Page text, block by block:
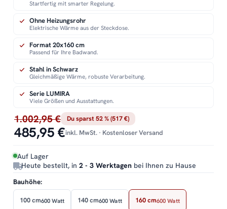
1.002,95 € Du sparst 52 % (517 €)
485,95 €inkl. MwSt. · Kostenloser Versand
Auf Lager
Heute bestellt, in 2 - 3 Werktagen bei Ihnen zu Hause
Startfertig mit smarter Regelung.
Ohne Heizungsrohr
Elektrische Wärme aus der Steckdose.
Format 20x160 cm
Passend für Ihre Badwand.
Stahl in Schwarz
Gleichmäßige Wärme, robuste Verarbeitung.
Serie LUMIRA
Viele Größen und Ausstattungen.
Bauhöhe:
100 cm600 Watt 140 cm600 Watt 160 cm600 Watt